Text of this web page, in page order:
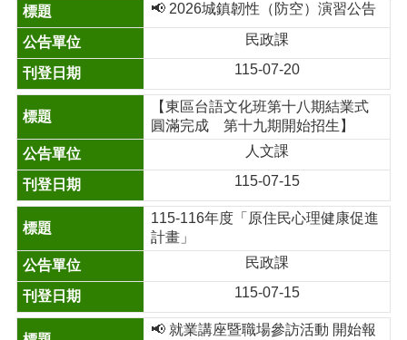
📢 2026城鎮韌性（防空）演習公告
民政課
115-07-20
【東區台語文化班第十八期結業式
圓滿完成 第十九期開始招生】
人文課
115-07-15
115-116年度「原住民心理健康促進
計畫」
民政課
115-07-15
📢 就業講座暨職場參訪活動 開始報